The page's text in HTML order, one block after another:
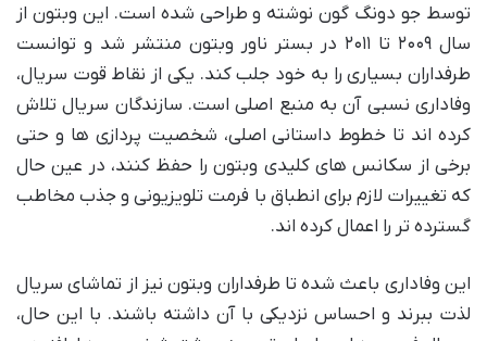
توسط جو دونگ گون نوشته و طراحی شده است. این وبتون از
سال ۲۰۰۹ تا ۲۰۱۱ در بستر ناور وبتون منتشر شد و توانست
طرفداران بسیاری را به خود جلب کند. یکی از نقاط قوت سریال،
وفاداری نسبی آن به منبع اصلی است. سازندگان سریال تلاش
کرده اند تا خطوط داستانی اصلی، شخصیت پردازی ها و حتی
برخی از سکانس های کلیدی وبتون را حفظ کنند، در عین حال
که تغییرات لازم برای انطباق با فرمت تلویزیونی و جذب مخاطب
گسترده تر را اعمال کرده اند.
این وفاداری باعث شده تا طرفداران وبتون نیز از تماشای سریال
لذت ببرند و احساس نزدیکی با آن داشته باشند. با این حال،